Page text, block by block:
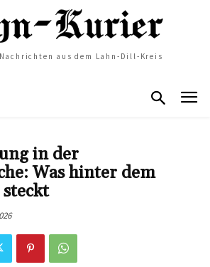
aus dem Lahn-Dill-Kreis
in der
Was hinter dem